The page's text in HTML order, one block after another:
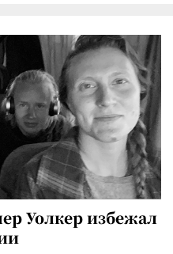
Уолкер избежал